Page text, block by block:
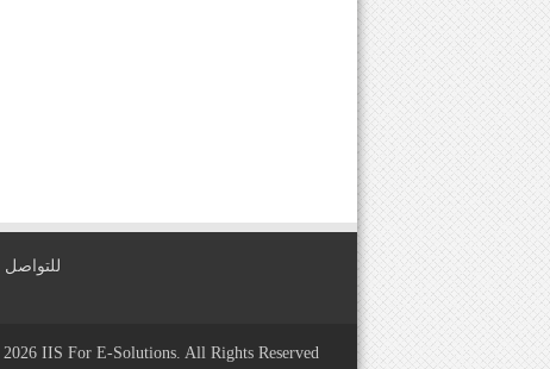
للتواصل معنا عبر
IIS For E-Solutions. All Rights Reserved